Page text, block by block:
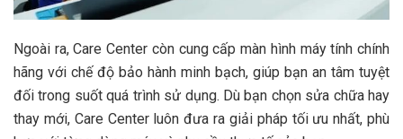
Ngoài ra, Care Center còn cung cấp màn hình máy tính chính
hãng với chế độ bảo hành minh bạch, giúp bạn an tâm tuyệt
đối trong suốt quá trình sử dụng. Dù bạn chọn sửa chữa hay
thay mới, Care Center luôn đưa ra giải pháp tối ưu nhất, phù